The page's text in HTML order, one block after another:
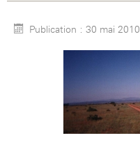
Publication : 30 mai 2010